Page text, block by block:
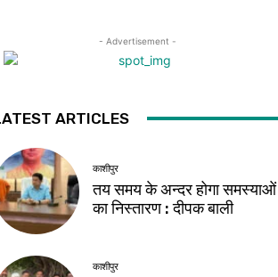
- Advertisement -
ARTICLES
काशीपुर
तय समय के अन्दर होगा समस्याओं
का निस्तारण : दीपक बाली
काशीपुर